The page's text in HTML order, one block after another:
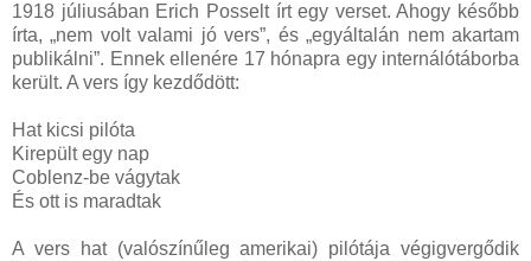
1918 júliusában Erich Posselt írt egy verset. Ahogy később
írta, „nem volt valami jó vers”, és „egyáltalán nem akartam
publikálni”. Ennek ellenére 17 hónapra egy internálótáborba
került. A vers így kezdődött:
Hat kicsi pilóta
Kirepült egy nap
Coblenz-be vágytak
És ott is maradtak
A vers hat (valószínűleg amerikai) pilótája végigvergődik